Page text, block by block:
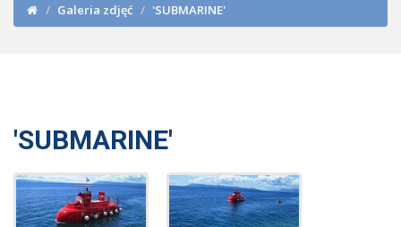
Galeria zdjęć 'SUBMARINE'
'SUBMARINE'